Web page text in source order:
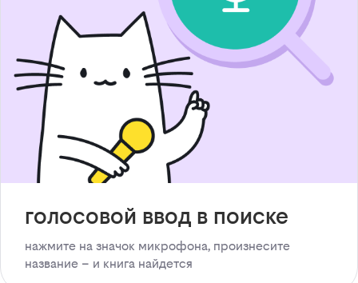
голосовой ввод в поиске
нажмите на значок микрофона, произнесите
название – и книга найдется